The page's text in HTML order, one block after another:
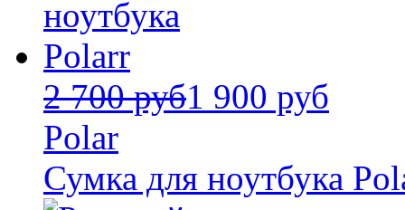
2 700 руб1 900 руб
Polar
Сумка для ноутбука